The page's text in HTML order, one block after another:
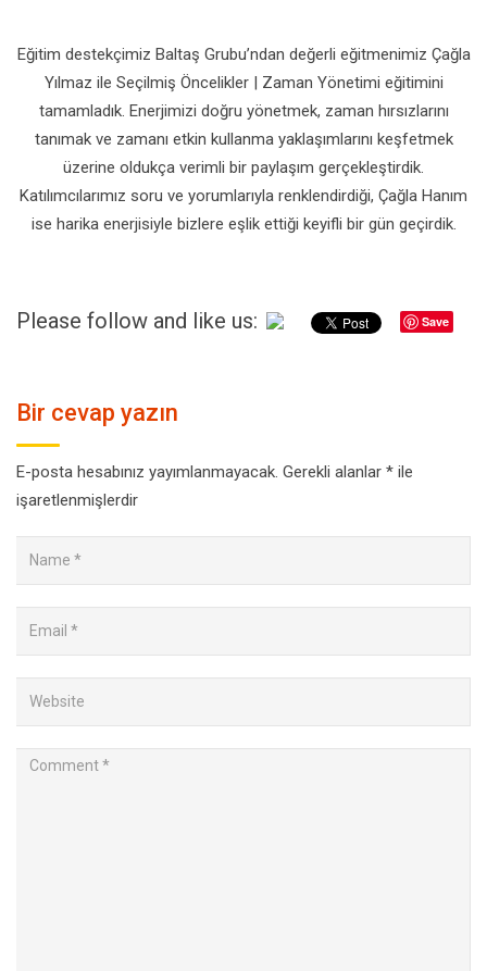
Eğitim destekçimiz Baltaş Grubu’ndan değerli eğitmenimiz Çağla
Yılmaz ile Seçilmiş Öncelikler | Zaman Yönetimi eğitimini
tamamladık. Enerjimizi doğru yönetmek, zaman hırsızlarını
tanımak ve zamanı etkin kullanma yaklaşımlarını keşfetmek
üzerine oldukça verimli bir paylaşım gerçekleştirdik.
Katılımcılarımız soru ve yorumlarıyla renklendirdiği, Çağla Hanım
ise harika enerjisiyle bizlere eşlik ettiği keyifli bir gün geçirdik.
Please follow and like us: Save
Bir cevap yazın
E-posta hesabınız yayımlanmayacak. Gerekli alanlar * ile
işaretlenmişlerdir